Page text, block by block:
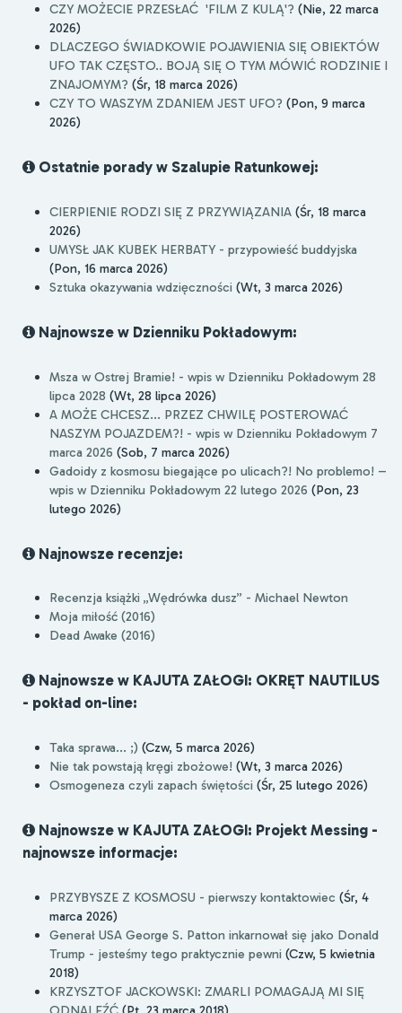
CZY MOŻECIE PRZESŁAĆ 'FILM Z KULĄ'? (Nie, 22 marca
2026)
DLACZEGO ŚWIADKOWIE POJAWIENIA SIĘ OBIEKTÓW
UFO TAK CZĘSTO.. BOJĄ SIĘ O TYM MÓWIĆ RODZINIE I
ZNAJOMYM? (Śr, 18 marca 2026)
CZY TO WASZYM ZDANIEM JEST UFO? (Pon, 9 marca
2026)
Ostatnie porady w Szalupie Ratunkowej:
CIERPIENIE RODZI SIĘ Z PRZYWIĄZANIA (Śr, 18 marca
2026)
UMYSŁ JAK KUBEK HERBATY - przypowieść buddyjska
(Pon, 16 marca 2026)
Sztuka okazywania wdzięczności (Wt, 3 marca 2026)
Najnowsze w Dzienniku Pokładowym:
Msza w Ostrej Bramie! - wpis w Dzienniku Pokładowym 28
lipca 2028 (Wt, 28 lipca 2026)
A MOŻE CHCESZ... PRZEZ CHWILĘ POSTEROWAĆ
NASZYM POJAZDEM?! - wpis w Dzienniku Pokładowym 7
marca 2026 (Sob, 7 marca 2026)
Gadoidy z kosmosu biegające po ulicach?! No problemo! –
wpis w Dzienniku Pokładowym 22 lutego 2026 (Pon, 23
lutego 2026)
Najnowsze recenzje:
Recenzja książki „Wędrówka dusz” - Michael Newton
Moja miłość (2016)
Dead Awake (2016)
Najnowsze w KAJUTA ZAŁOGI: OKRĘT NAUTILUS
- pokład on-line:
Taka sprawa... ;) (Czw, 5 marca 2026)
Nie tak powstają kręgi zbożowe! (Wt, 3 marca 2026)
Osmogeneza czyli zapach świętości (Śr, 25 lutego 2026)
Najnowsze w KAJUTA ZAŁOGI: Projekt Messing -
najnowsze informacje:
PRZYBYSZE Z KOSMOSU - pierwszy kontaktowiec (Śr, 4
marca 2026)
Generał USA George S. Patton inkarnował się jako Donald
Trump - jesteśmy tego praktycznie pewni (Czw, 5 kwietnia
2018)
KRZYSZTOF JACKOWSKI: ZMARLI POMAGAJĄ MI SIĘ